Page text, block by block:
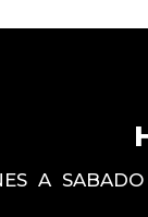
A